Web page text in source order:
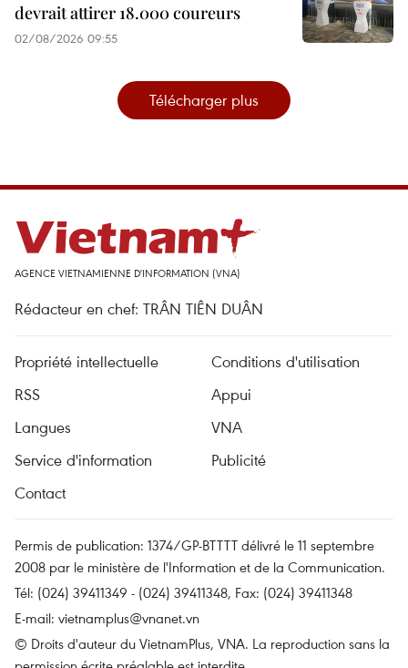
devrait attirer 18.000 coureurs
02/08/2026 09:55
Télécharger plus
AGENCE VIETNAMIENNE D'INFORMATION (VNA)
Rédacteur en chef: TRÂN TIÊN DUÂN
Propriété intellectuelle
Conditions d'utilisation
RSS
Appui
Langues
VNA
Service d'information
Publicité
Contact
Permis de publication: 1374/GP-BTTTT délivré le 11 septembre
2008 par le ministère de l'Information et de la Communication.
Tél: (024) 39411349 - (024) 39411348, Fax: (024) 39411348
E-mail: vietnamplus@vnanet.vn
© Droits d'auteur du VietnamPlus, VNA. La reproduction sans la